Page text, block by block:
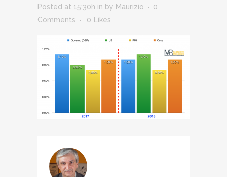
Posted at 15:30h in by Maurizio
0
Comments
0 Likes